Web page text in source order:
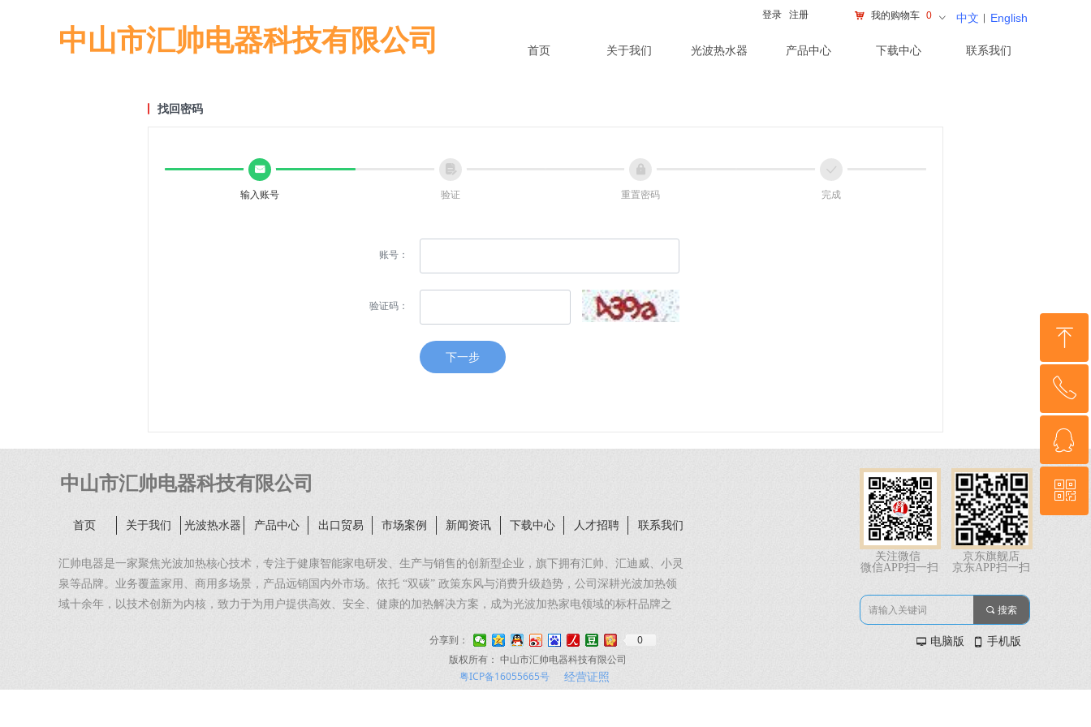
首页 关于我们 光波热水器 产品中心 下载中心 联系我们
中山市汇帅电器科技有限公司
登录 注册 낙 我的购物车 0 ꀁ 中文 ︱ English
找回密码
낂
输入账号
넖
验证
넱
重置密码
ꀘ
完成
账号：
验证码：
下一步
首页 关于我们 光波热水器 产品中心 出口贸易 市场案例 新闻资讯 下载中心 人才招聘 联系我们
分享到： 0
关注微信
微信APP扫一扫
京东旗舰店
京东APP扫一扫
汇帅电器是一家聚焦光波加热核心技术，专注于健康智能家电研发、生产与销售的创新型企业，旗下拥有汇帅、汇迪威、小灵
泉等品牌。业务覆盖家用、商用多场景，产品远销国内外市场。依托 “双碳” 政策东风与消费升级趋势，公司深耕光波加热领
域十余年，以技术创新为内核，致力于为用户提供高效、安全、健康的加热解决方案，成为光波加热家电领域的标杆品牌之
汇帅电器以光波加热技术为核心，构建了多元化产品矩阵，核心优势集中于三大维度：
技术硬核：采用碳纤维、石英管等优质发热体，实现光能到热能的高效转化，热效率高达 98.8%，较传统加热设备节能 40%
中山市汇帅电器科技有限公司
版权所有： 中山市汇帅电器科技有限公司
끠 搜索
넡 电脑版 넓 手机版
粤ICP备16055665号 经营证照
ꁸ
回到顶部
ꂅ
ꁗ
QQ客服
ꀥ